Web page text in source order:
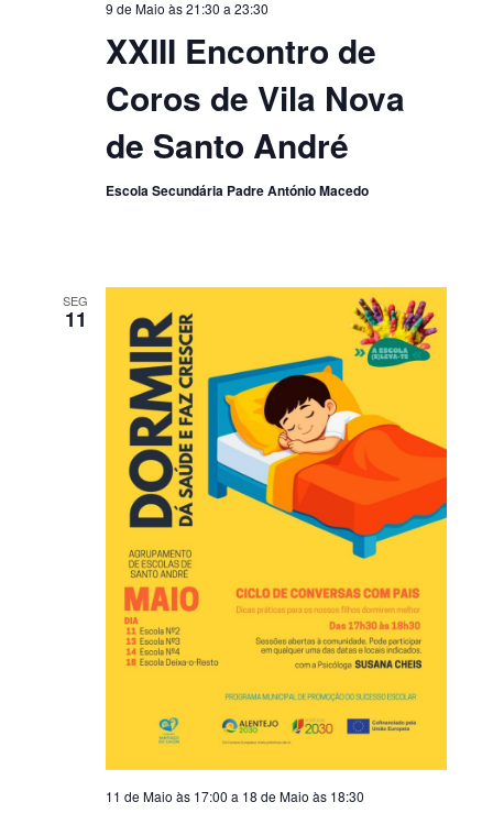
XXIII Encontro de
Coros de Vila Nova
de Santo André
9 de Maio às 21:30 a 23:30
Escola Secundária Padre António Macedo
SEG
11
11 de Maio às 17:00 a 18 de Maio às 18:30